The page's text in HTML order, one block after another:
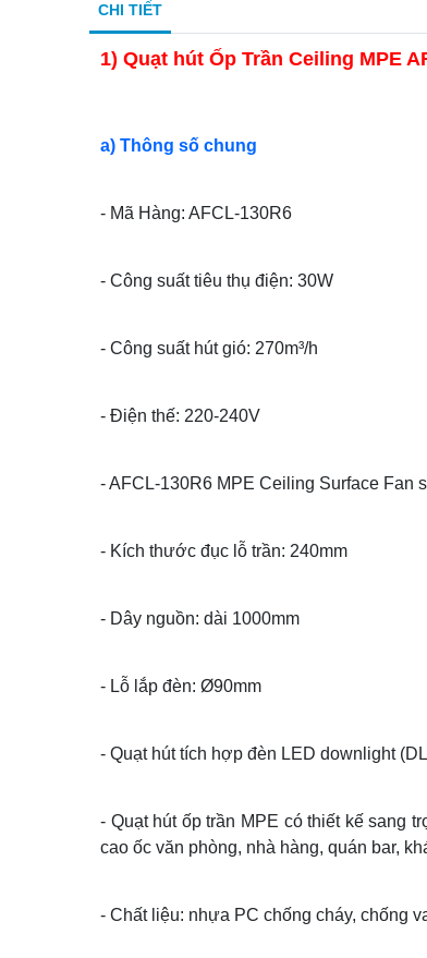
CHI TIẾT
1) Quạt hút Ốp Trần Ceiling MPE
a) Thông số chung
- Mã Hàng: AFCL-130R6
- Công suất tiêu thụ điện: 30W
- Công suất hút gió: 270m³/h
- Điện thế: 220-240V
- AFCL-130R6 MPE Ceiling Surface Fan
- Kích thước đục lỗ trần: 240mm
- Dây nguồn: dài 1000mm
- Lỗ lắp đèn: Ø90mm
- Quạt hút tích hợp đèn LED downlight
- Quạt hút ốp trần MPE có thiết kế sang
cao ốc văn phòng, nhà hàng, quán bar,
- Chất liệu: nhựa PC chống cháy, chống